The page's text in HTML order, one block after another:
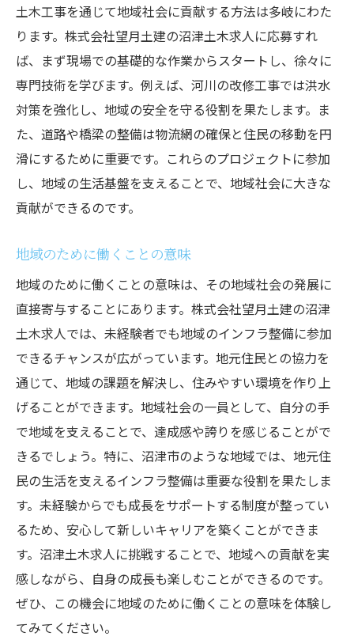
土木工事を通じて地域社会に貢献する方法は多岐にわた
ります。株式会社望月土建の沼津土木求人に応募すれ
ば、まず現場での基礎的な作業からスタートし、徐々に
専門技術を学びます。例えば、河川の改修工事では洪水
対策を強化し、地域の安全を守る役割を果たします。ま
た、道路や橋梁の整備は物流網の確保と住民の移動を円
滑にするために重要です。これらのプロジェクトに参加
し、地域の生活基盤を支えることで、地域社会に大きな
貢献ができるのです。
地域のために働くことの意味
地域のために働くことの意味は、その地域社会の発展に
直接寄与することにあります。株式会社望月土建の沼津
土木求人では、未経験者でも地域のインフラ整備に参加
できるチャンスが広がっています。地元住民との協力を
通じて、地域の課題を解決し、住みやすい環境を作り上
げることができます。地域社会の一員として、自分の手
で地域を支えることで、達成感や誇りを感じることがで
きるでしょう。特に、沼津市のような地域では、地元住
民の生活を支えるインフラ整備は重要な役割を果たしま
す。未経験からでも成長をサポートする制度が整ってい
るため、安心して新しいキャリアを築くことができま
す。沼津土木求人に挑戦することで、地域への貢献を実
感しながら、自身の成長も楽しむことができるのです。
ぜひ、この機会に地域のために働くことの意味を体験し
てみてください。